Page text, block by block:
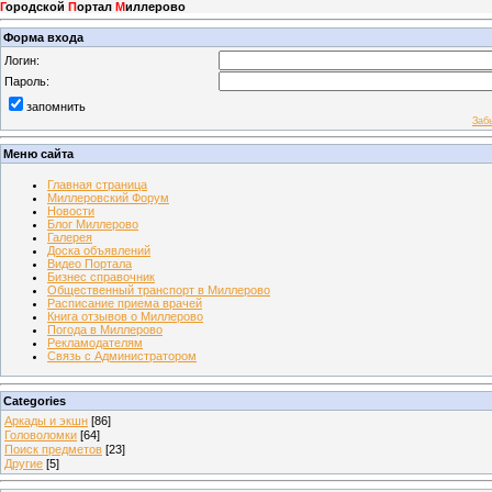
Городской Портал Миллерово
Форма входа
Логин:
Пароль:
запомнить
Меню сайта
Главная страница
Миллеровский Форум
Новости
Блог Миллерово
Галерея
Доска объявлений
Видео Портала
Бизнес справочник
Общественный транспорт в Миллерово
Расписание приема врачей
Книга отзывов о Миллерово
Погода в Миллерово
Рекламодателям
Связь с Администратором
Categories
Аркады и экшн [86]
Головоломки [64]
Поиск предметов [23]
Другие [5]